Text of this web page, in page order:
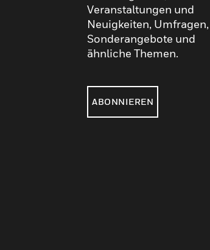
Veranstaltungen und
Neuigkeiten, Umfragen,
Sonderangebote und
ähnliche Themen.
ABONNIEREN